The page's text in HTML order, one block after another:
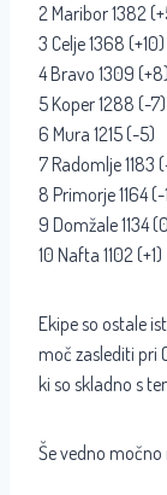
2 Maribor 1382
3 Celje 1368 (+10)
4 Bravo 1309 (+8)
5 Koper 1288 (-7)
6 Mura 1215 (-5)
7 Radomlje 1183
8 Primorje 1164 (-
9 Domžale 1134
10 Nafta 1102 (+1)
Ekipe so ostale
moč zaslediti pri
ki so skladno s
Še vedno močno